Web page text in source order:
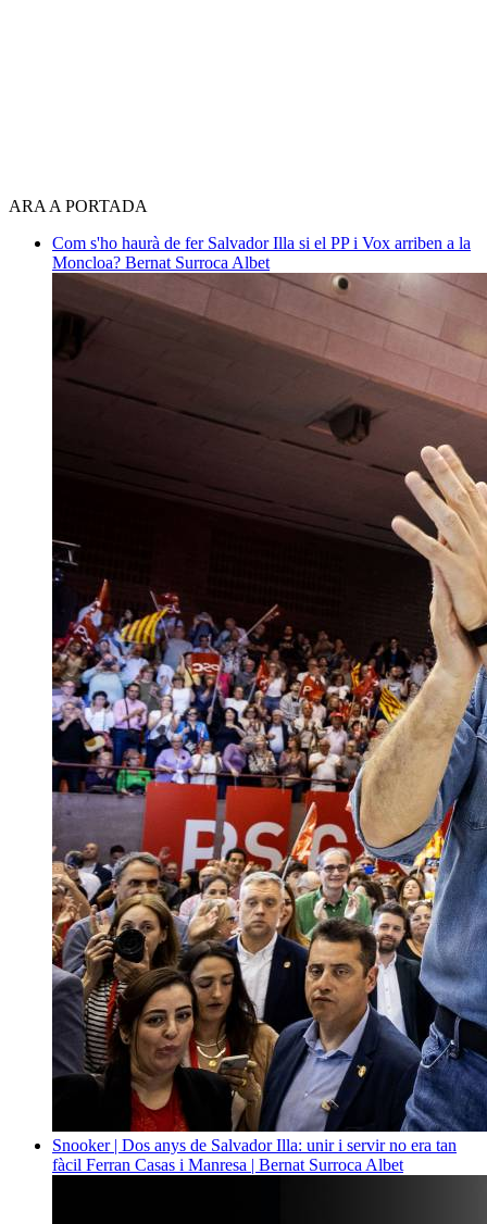
ARA A PORTADA
Com s'ho haurà de fer Salvador Illa si el PP i Vox arriben a la
Moncloa? Bernat Surroca Albet
Snooker | Dos anys de Salvador Illa: unir i servir no era tan
fàcil Ferran Casas i Manresa | Bernat Surroca Albet